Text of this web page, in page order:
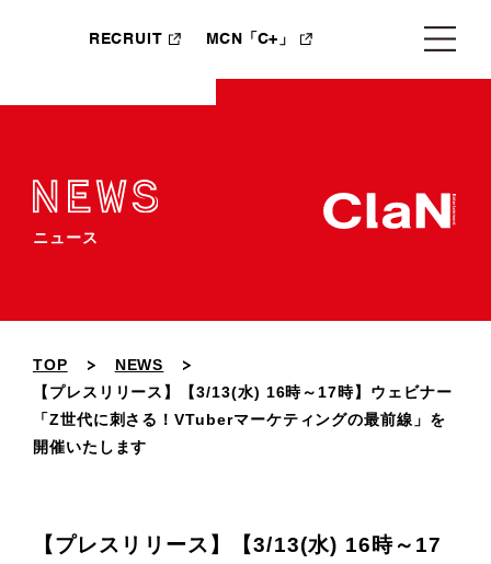
RECRUIT MCN「C+」
ニュース
TOP
NEWS
【プレスリリース】【3/13(水) 16時～17時】ウェビナー
「Z世代に刺さる！VTuberマーケティングの最前線」を
開催いたします
【プレスリリース】【3/13(水) 16時～17